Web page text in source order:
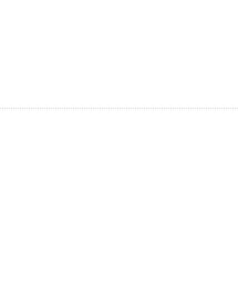
1η Δεκέμβρη 1942
Πλαστήρα από Ιταλούς και